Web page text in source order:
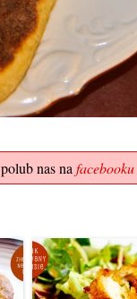
polub nas na facebooku